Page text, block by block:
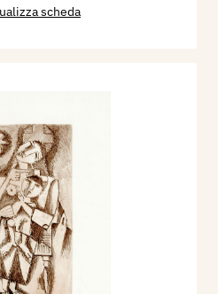
scheda